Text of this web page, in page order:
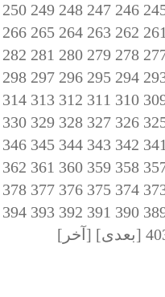
246
247
248
249
250
261
262
263
264
265
266
278
279
280
281
282
294
295
296
297
298
310
311
312
313
314
326
327
328
329
330
341
342
343
344
345
346
358
359
360
361
362
374
375
376
377
378
390
391
392
393
394
[بعدی] [آخر]